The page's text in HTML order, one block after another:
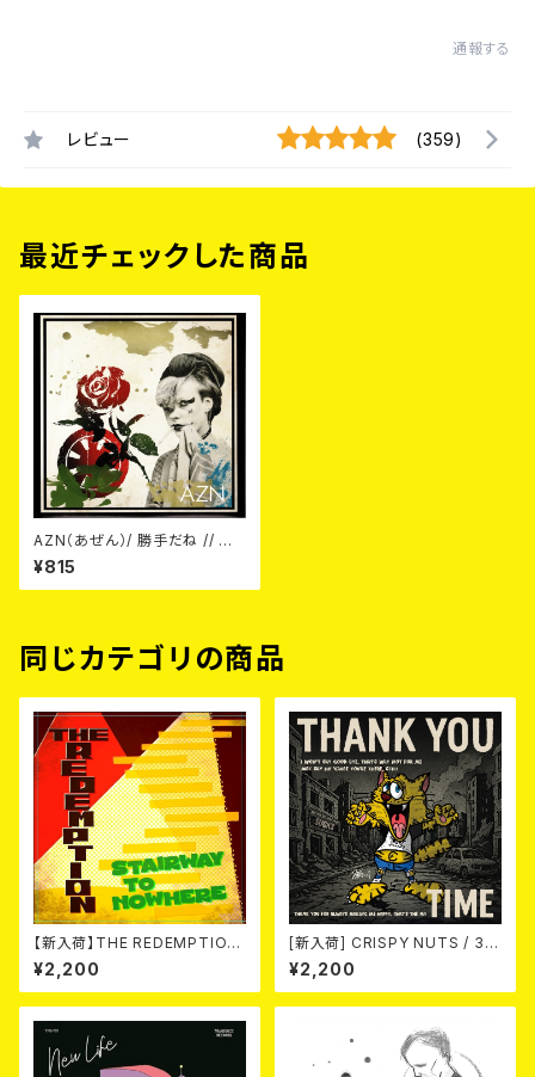
通報する
レビュー (359)
最近チェックした商品
AZN（あぜん）/ 勝手だね // 風
まかせ 7EP
¥815
同じカテゴリの商品
【新入荷】THE REDEMPTION
/ STAIRWAY TO NOWHERE/
RED ROSE (7")
¥2,200
[新入荷] CRISPY NUTS / 30t
h Anniversary Vol.1 (7"EP)
¥2,200